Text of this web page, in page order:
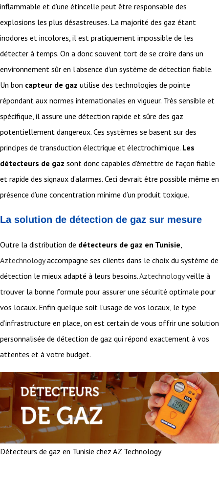
inflammable et d’une étincelle peut être responsable des
explosions les plus désastreuses. La majorité des gaz étant
inodores et incolores, il est pratiquement impossible de les
détecter à temps. On a donc souvent tort de se croire dans un
environnement sûr en l’absence d’un système de détection fiable.
Un bon capteur de gaz utilise des technologies de pointe
répondant aux normes internationales en vigueur. Très sensible et
spécifique, il assure une détection rapide et sûre des gaz
potentiellement dangereux. Ces systèmes se basent sur des
principes de transduction électrique et électrochimique. Les
détecteurs de gaz sont donc capables d’émettre de façon fiable
et rapide des signaux d’alarmes. Ceci devrait être possible même en
présence d’une concentration minime d’un produit toxique.
La solution de détection de gaz sur mesure
Outre la distribution de détecteurs de gaz en Tunisie
Aztechnologyaccompagne ses clients dans le choix du système de
détection le mieux adapté à leurs besoins.Aztechnologyveille à
trouver la bonne formule pour assurer une sécurité optimale pour
vos locaux. Enfin quelque soit l’usage de vos locaux, le type
d’infrastructure en place, on est certain de vous offrir une solution
personnalisée de détection de gaz qui répond exactement à vos
attentes et à votre budget.
Détecteurs de gaz en Tunisie chez AZ Technology